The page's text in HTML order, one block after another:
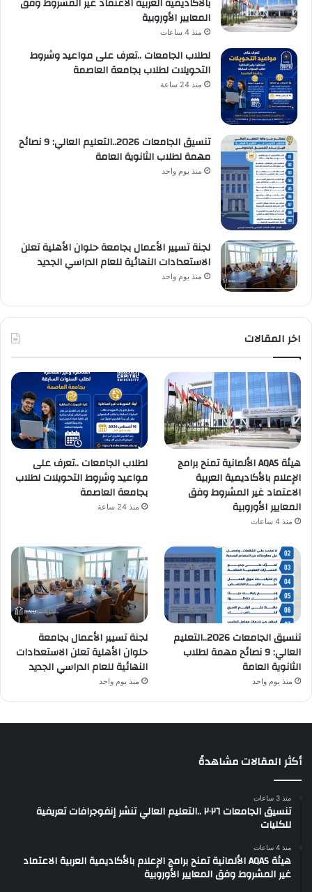
المعايير الأوروبية
منذ 4 ساعات
لطلاب الجامعات ..تعرف على مواعيد وشروط
التحويلات لطلاب بجامعة العاصمة
منذ 24 ساعة
تنسيق الجامعات 2026..التعليم العالي: 9 نصائح
مهمة لطلاب الثانوية العامة
منذ يوم واحد
لجنة تسيير الأعمال بجامعة حلوان الأهلية تعلن
الاستعدادات النهائية للعام الدراسي الجديد
منذ يوم واحد
اخر المقالات
هيئة AQAS الألمانية تمنح برامج
الإعلام بالأكاديمية العربية
الاعتماد غير المشروط وفق
المعايير الأوروبية
منذ 4 ساعات
لطلاب الجامعات ..تعرف على
مواعيد وشروط التحويلات لطلاب
بجامعة العاصمة
منذ 24 ساعة
تنسيق الجامعات 2026..التعليم
العالي: 9 نصائح مهمة لطلاب
الثانوية العامة
منذ يوم واحد
لجنة تسيير الأعمال بجامعة
حلوان الأهلية تعلن الاستعدادات
النهائية للعام الدراسي الجديد
منذ يوم واحد
أكثر المقالات مشاهدةً
منذ 3 ساعات
تنسيق الجامعات ٢٠٢٦ ..التعليم العالي تنشر إنفوجرافات تعريفية
للكليات
منذ 4 ساعات
هيئة AQAS الألمانية تمنح برامج الإعلام بالأكاديمية العربية الاعتماد
غير المشروط وفق المعايير الأوروبية